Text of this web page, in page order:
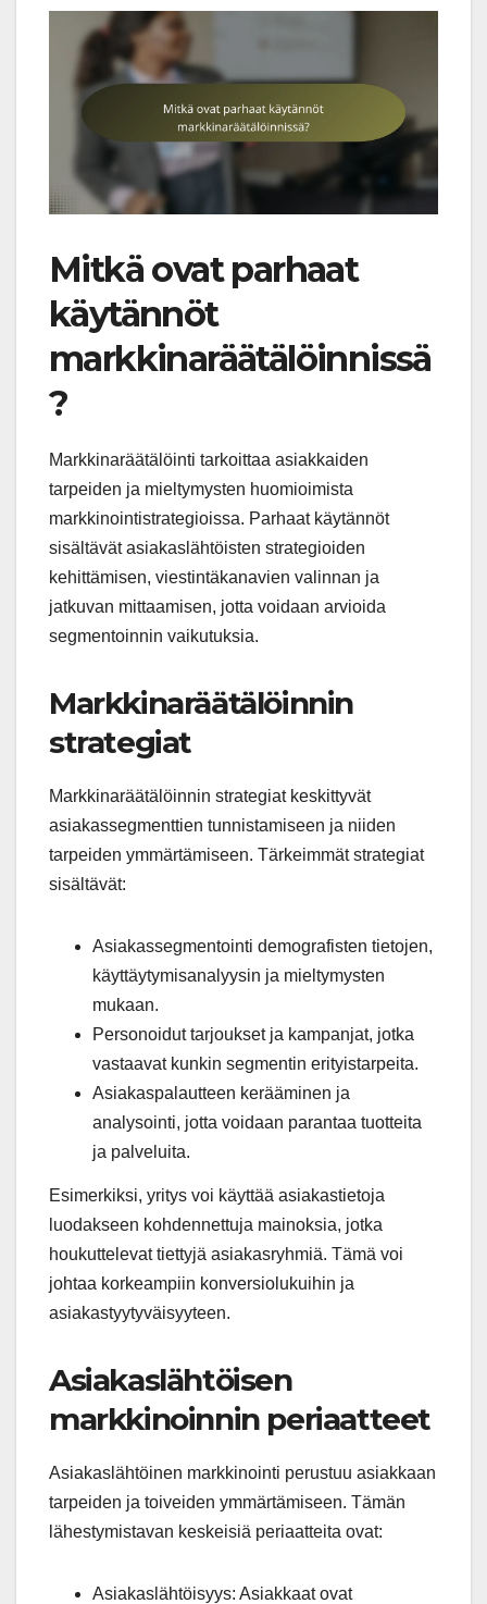
Mitkä ovat parhaat
käytännöt
markkinaräätälöinnissä
?
Markkinaräätälöinti tarkoittaa asiakkaiden
tarpeiden ja mieltymysten huomioimista
markkinointistrategioissa. Parhaat käytännöt
sisältävät asiakaslähtöisten strategioiden
kehittämisen, viestintäkanavien valinnan ja
jatkuvan mittaamisen, jotta voidaan arvioida
segmentoinnin vaikutuksia.
Markkinaräätälöinnin
strategiat
Markkinaräätälöinnin strategiat keskittyvät
asiakassegmenttien tunnistamiseen ja niiden
tarpeiden ymmärtämiseen. Tärkeimmät strategiat
sisältävät:
Asiakassegmentointi demografisten tietojen,
käyttäytymisanalyysin ja mieltymysten
mukaan.
Personoidut tarjoukset ja kampanjat, jotka
vastaavat kunkin segmentin erityistarpeita.
Asiakaspalautteen kerääminen ja
analysointi, jotta voidaan parantaa tuotteita
ja palveluita.
Esimerkiksi, yritys voi käyttää asiakastietoja
luodakseen kohdennettuja mainoksia, jotka
houkuttelevat tiettyjä asiakasryhmiä. Tämä voi
johtaa korkeampiin konversiolukuihin ja
asiakastyytyväisyyteen.
Asiakaslähtöisen
markkinoinnin periaatteet
Asiakaslähtöinen markkinointi perustuu asiakkaan
tarpeiden ja toiveiden ymmärtämiseen. Tämän
lähestymistavan keskeisiä periaatteita ovat:
Asiakaslähtöisyys: Asiakkaat ovat